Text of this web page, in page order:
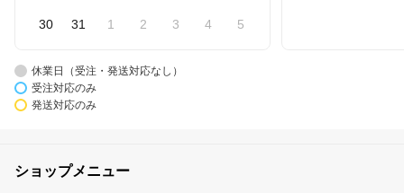
30 31 1 2 3 4 5
休業日（受注・発送対応なし）
受注対応のみ
発送対応のみ
ショップメニュー